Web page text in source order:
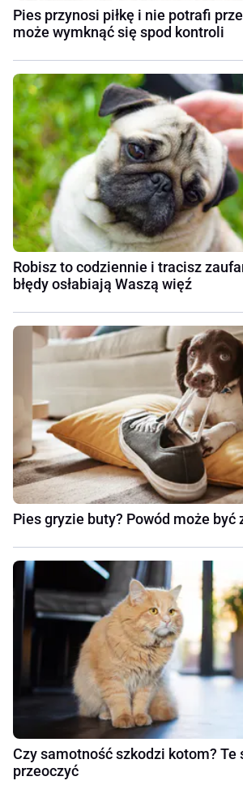
Pies przynosi piłkę i nie potrafi
może wymknąć się spod kontroli
Robisz to codziennie i tracisz
błędy osłabiają Waszą więź
Pies gryzie buty? Powód może być
Czy samotność szkodzi kotom? Te
przeoczyć